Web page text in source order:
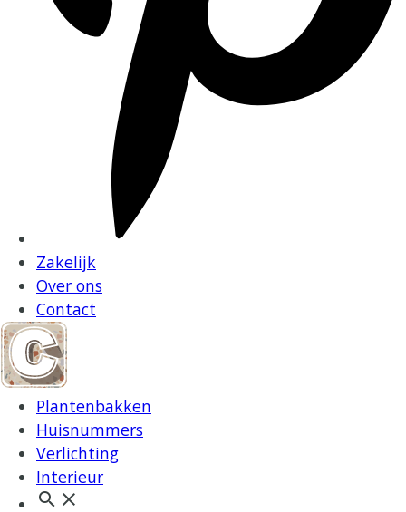
Zakelijk
Over ons
Contact
Plantenbakken
Huisnummers
Verlichting
Interieur
search close